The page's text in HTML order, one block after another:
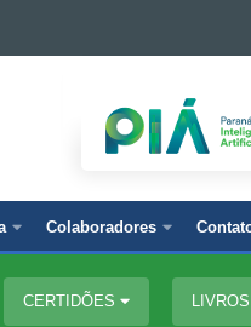
Colaboradores
CERTIDÕES